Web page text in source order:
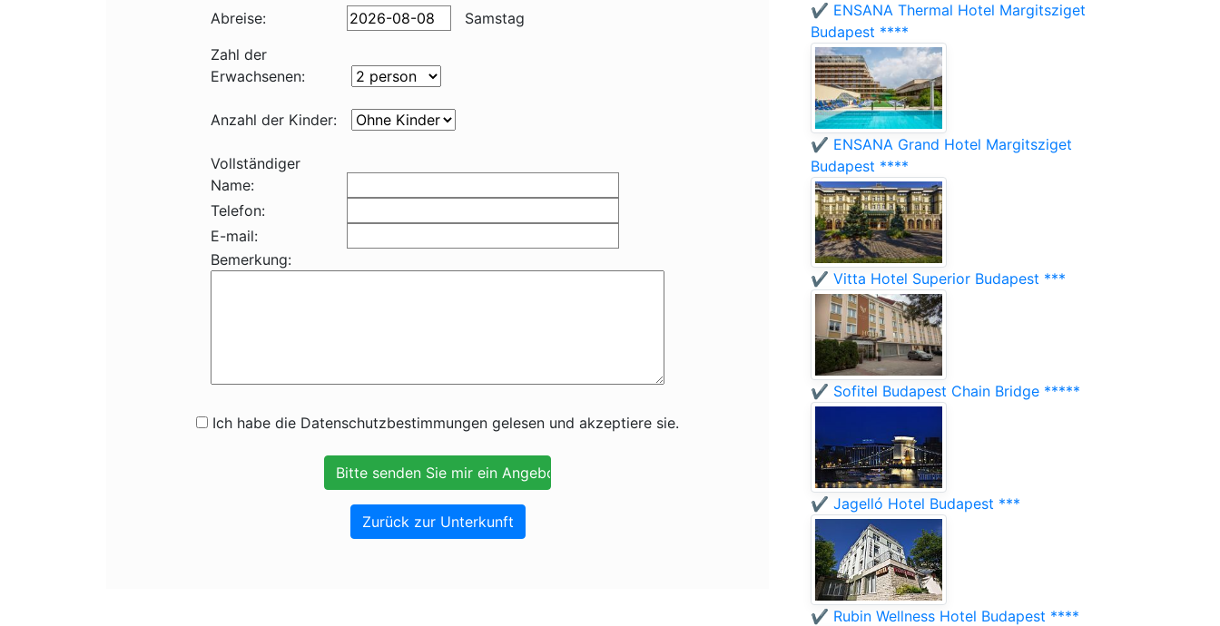
Abreise:
Samstag
Zahl der
Erwachsenen:
Anzahl der Kinder:
Vollständiger
Name:
Telefon:
E-mail:
Bemerkung:
Ich habe die Datenschutzbestimmungen gelesen und akzeptiere sie.
Zurück zur Unterkunft
✔️ ENSANA Thermal Hotel Margitsziget
Budapest ****
✔️ ENSANA Grand Hotel Margitsziget
Budapest ****
✔️ Vitta Hotel Superior Budapest ***
✔️ Sofitel Budapest Chain Bridge *****
✔️ Jagelló Hotel Budapest ***
✔️ Rubin Wellness Hotel Budapest ****